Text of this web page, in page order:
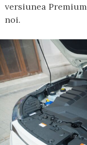
versiunea
noi.